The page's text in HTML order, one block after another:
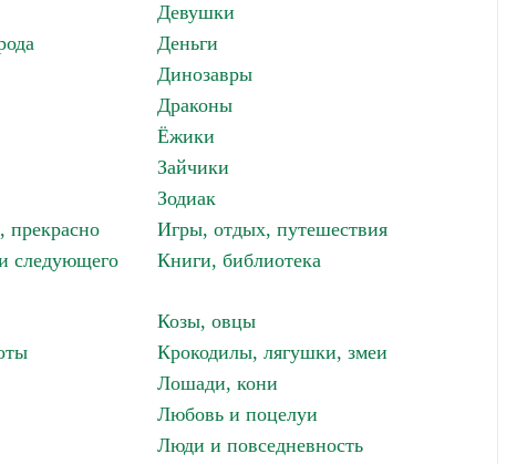
Девушки
Деньги
Динозавры
Драконы
Ёжики
Зайчики
Зодиак
прекрасно
Игры, отдых, путешествия
следующего
Книги, библиотека
Козы, овцы
Крокодилы, лягушки, змеи
Лошади, кони
Любовь и поцелуи
Люди и повседневность